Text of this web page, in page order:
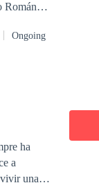
Ongoing
ha
a
una